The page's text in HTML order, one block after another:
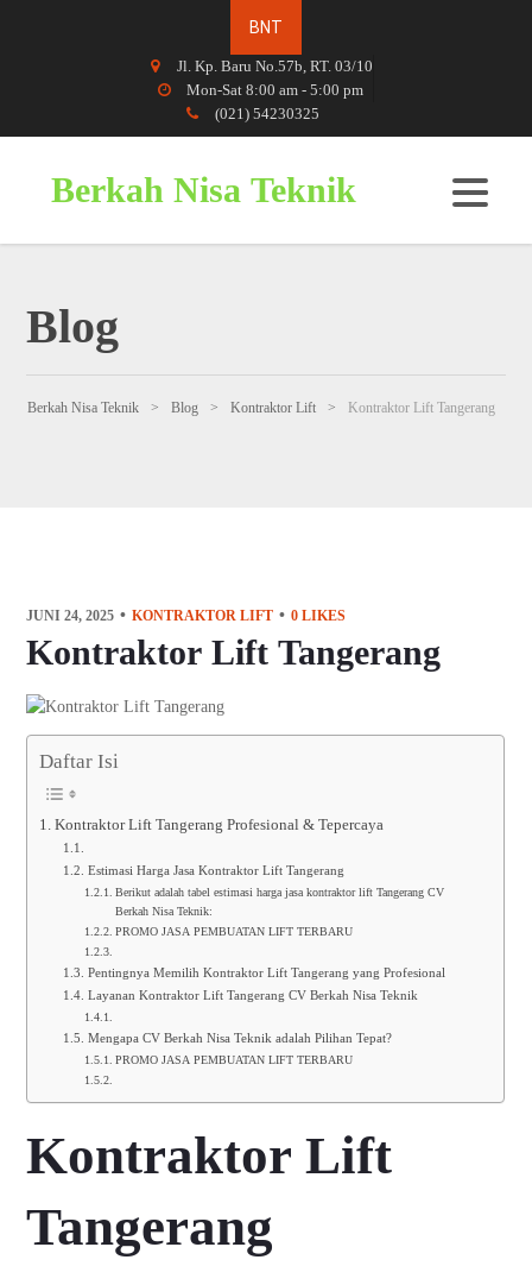
Jl. Kp. Baru No.57b, RT. 03/10
Mon-Sat 8:00 am - 5:00 pm
(021) 54230325
Berkah Nisa Teknik
Blog
Berkah Nisa Teknik > Blog > Kontraktor Lift > Kontraktor Lift Tangerang
JUNI 24, 2025 KONTRAKTOR LIFT 0 LIKES
Kontraktor Lift Tangerang
Daftar Isi
Kontraktor Lift Tangerang Profesional & Tepercaya
Estimasi Harga Jasa Kontraktor Lift Tangerang
Berikut adalah tabel estimasi harga jasa kontraktor lift Tangerang CV
Berkah Nisa Teknik:
PROMO JASA PEMBUATAN LIFT TERBARU
Pentingnya Memilih Kontraktor Lift Tangerang yang Profesional
Layanan Kontraktor Lift Tangerang CV Berkah Nisa Teknik
Mengapa CV Berkah Nisa Teknik adalah Pilihan Tepat?
PROMO JASA PEMBUATAN LIFT TERBARU
Kontraktor Lift
Tangerang